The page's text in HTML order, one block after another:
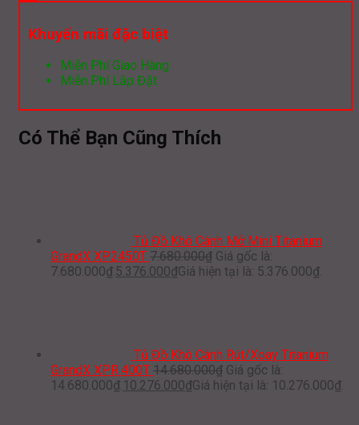
Khuyến mãi đặc biệt
Miễn Phí Giao Hàng
Miễn Phí Lắp Đặt
Có Thể Bạn Cũng Thích
Tủ Đồ Khô Cánh Mở Mini Titanium
GrandX XP.2450T 7.680.000₫ Giá gốc là:
7.680.000₫.5.376.000₫Giá hiện tại là: 5.376.000₫.
Tủ Đồ Khô Cánh Rút/Xoay Titanium
GrandX XPR.400T 14.680.000₫ Giá gốc là:
14.680.000₫.10.276.000₫Giá hiện tại là: 10.276.000₫.